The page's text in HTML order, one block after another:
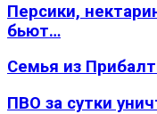
Персики,
бьют…
Семья из
ПВО за сутки